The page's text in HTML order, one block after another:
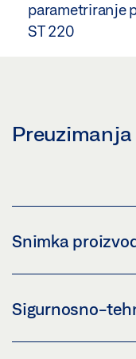
parametriranje
ST 220
Preuzimanja
Snimka
KOVČEG ZA
Sigurnosno-